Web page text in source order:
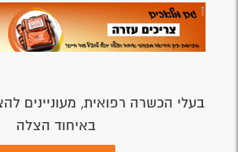
בעלי הכשרה רפואית, מעוניינים
באיחוד הצלה